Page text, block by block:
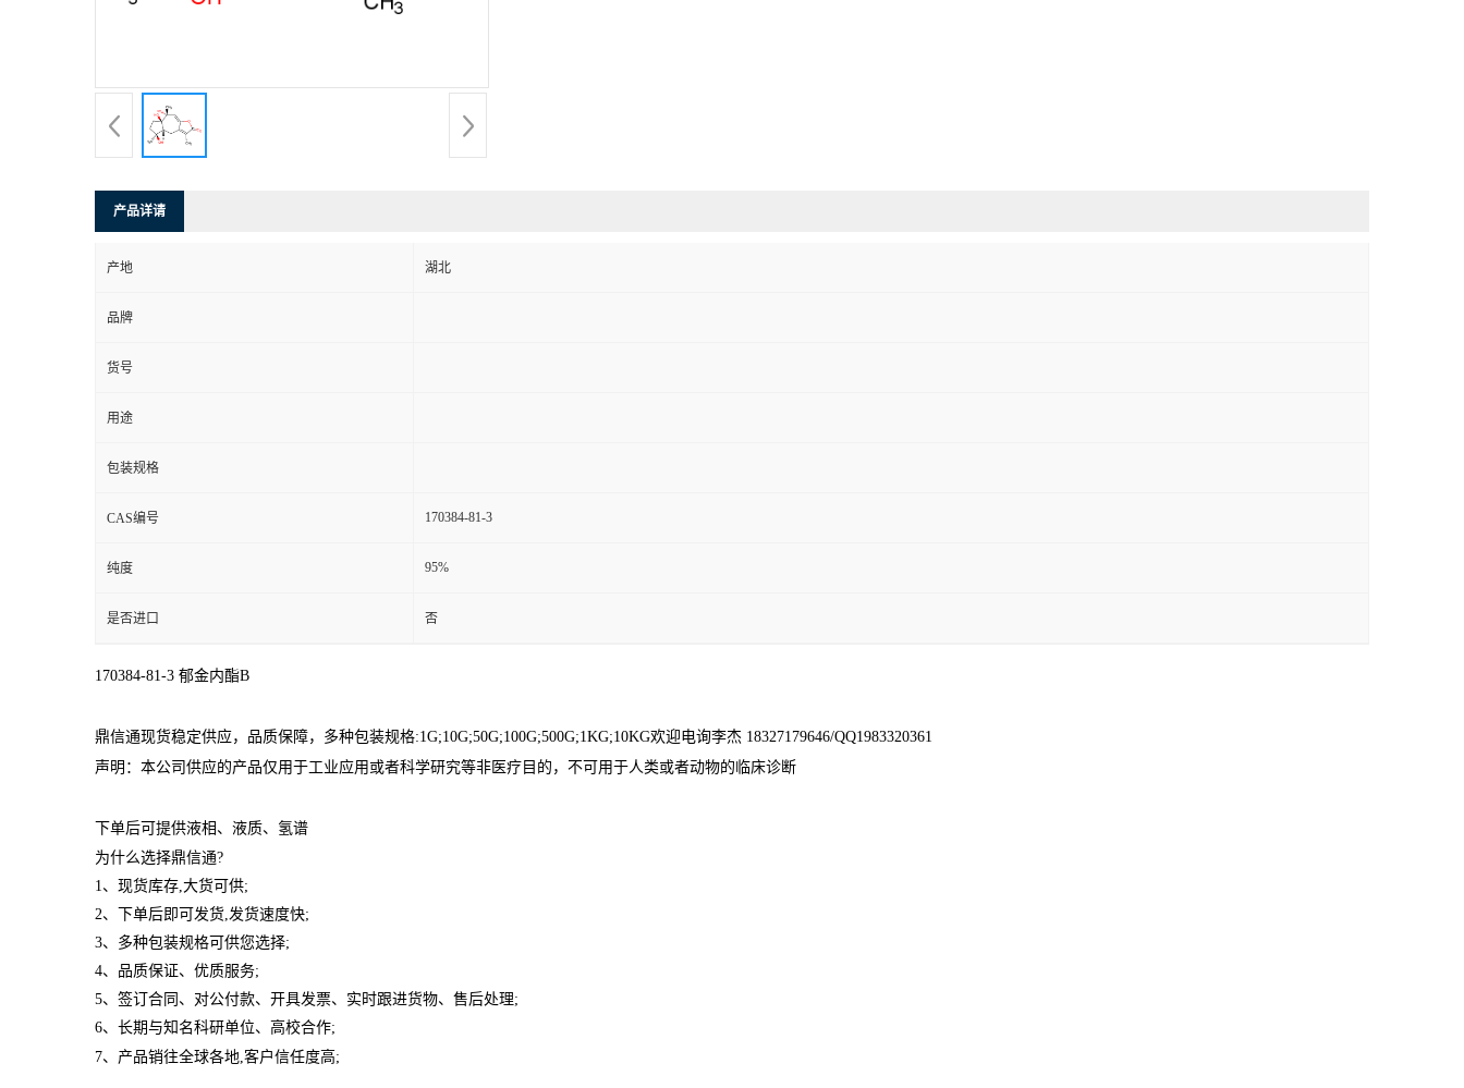
产品详请
产地 湖北
品牌
货号
用途
包装规格
CAS编号 170384-81-3
纯度 95%
是否进口 否
170384-81-3 郁金内酯B
鼎信通现货稳定供应，品质保障，多种包装规格:1G;10G;50G;100G;500G;1KG;10KG欢迎电询李杰 18327179646/QQ1983320361
声明：本公司供应的产品仅用于工业应用或者科学研究等非医疗目的，不可用于人类或者动物的临床诊断
下单后可提供液相、液质、氢谱
为什么选择鼎信通?
1、现货库存,大货可供;
2、下单后即可发货,发货速度快;
3、多种包装规格可供您选择;
4、品质保证、优质服务;
5、签订合同、对公付款、开具发票、实时跟进货物、售后处理;
6、长期与知名科研单位、高校合作;
7、产品销往全球各地,客户信任度高;